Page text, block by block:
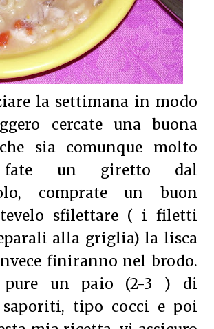
la settimana in modo
cercate una buona
sia comunque molto
fate un giretto dal
comprate un buon
sfilettare ( i filetti
alla griglia) la lisca
finiranno nel brodo.
pure un paio (2-3 ) di
tipo cocci e poi